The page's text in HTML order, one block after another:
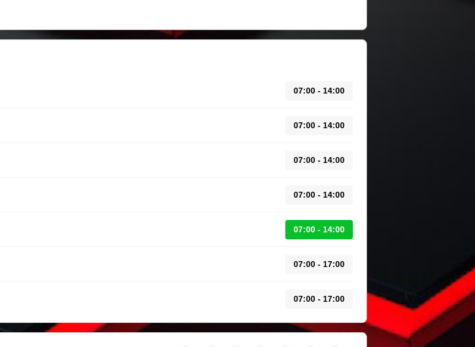
07:00 - 14:00
07:00 - 14:00
07:00 - 14:00
07:00 - 14:00
07:00 - 14:00
07:00 - 17:00
07:00 - 17:00